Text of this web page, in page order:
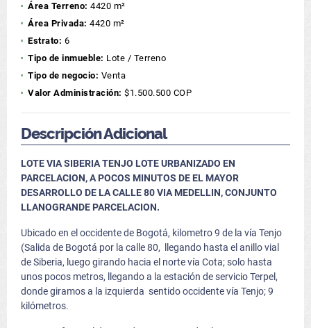
Área Terreno: 4420 m²
Área Privada: 4420 m²
Estrato: 6
Tipo de inmueble: Lote / Terreno
Tipo de negocio: Venta
Valor Administración: $1.500.500 COP
Descripción Adicional
LOTE VIA SIBERIA TENJO LOTE URBANIZADO EN
PARCELACION, A POCOS MINUTOS DE EL MAYOR
DESARROLLO DE LA CALLE 80 VIA MEDELLIN, CONJUNTO
LLANOGRANDE PARCELACION.
Ubicado en el occidente de Bogotá, kilometro 9 de la vía Tenjo
(Salida de Bogotá por la calle 80, llegando hasta el anillo vial
de Siberia, luego girando hacia el norte vía Cota; solo hasta
unos pocos metros, llegando a la estación de servicio Terpel,
donde giramos a la izquierda sentido occidente vía Tenjo; 9
kilómetros.